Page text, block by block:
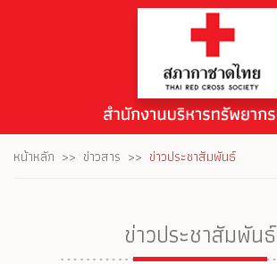
หน้าหลัก ข่าวสาร ข่าวประชาสัมพันธ์
ข่าวประชาสัมพันธ์